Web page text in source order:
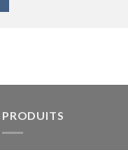
PRODUITS